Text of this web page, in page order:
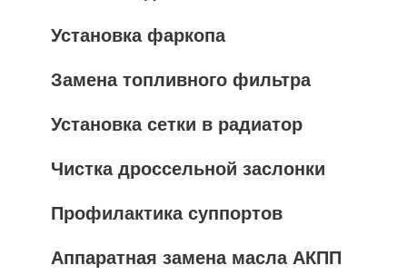
Установка фаркопа
Замена топливного фильтра
Установка сетки в радиатор
Чистка дроссельной заслонки
Профилактика суппортов
Аппаратная замена масла АКПП